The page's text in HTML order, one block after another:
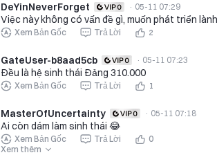
DeYinNeverForget · 05-11 07:29
Việc này không có vấn đề gì, muốn phát triển
Xem Bản Gốc Trả Lời 2
GateUser-b8aad5cb · 05-11 07:23
Đều là hệ sinh thái Đảng 310.000
Xem Bản Gốc Trả Lời 1
MasterOfUncertainty · 05-11 07:18
Ai còn dám làm sinh thái 😂
Xem Bản Gốc Trả Lời
0
Xem thêm